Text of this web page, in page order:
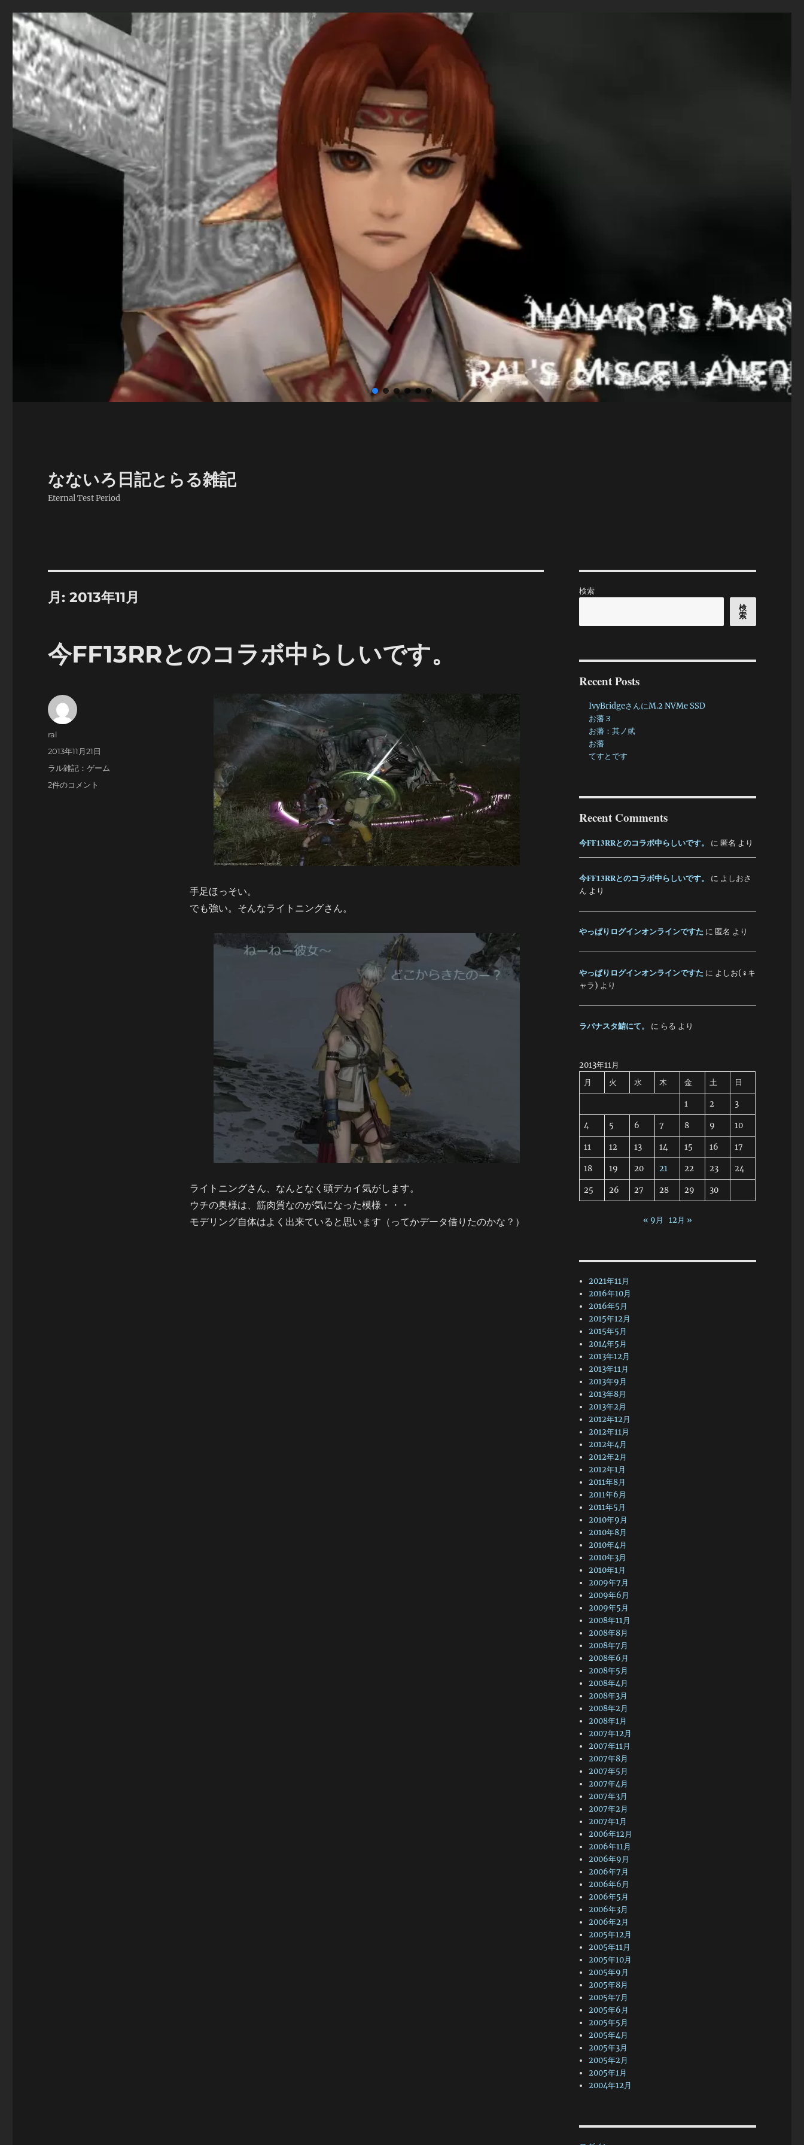
なないろ日記とらる雑記
Eternal Test Period
月:2013年11月
今FF13RRとのコラボ中らしいです。
手足ほっそい。
でも強い。そんなライトニングさん。
ライトニングさん、なんとなく頭デカイ気がします。
ウチの奥様は、筋肉質なのが気になった模様・・・
モデリング自体はよく出来ていると思います（ってかデータ借りたのかな？）
投
稿
ral
投
稿
2013年11月21日
カ
テ
ラル雑記：ゲーム
今
2件のコメント
検索
検
索
Recent Posts
IvyBridgeさんにM.2 NVMe SSD
お藩３
お藩：其ノ貮
お藩
てすとです
Recent Comments
今FF13RRとのコラボ中らしいです。 に 匿名 より
今FF13RRとのコラボ中らしいです。 に よしおさ
ん より
やっぱりログインオンラインですた に 匿名 より
やっぱりログインオンラインですた に よしお(♀キ
ャラ) より
ラバナスタ鯖にて。 に らる より
2013年11月
月
火 水 木 金 土 日
1 2 3
4 5 6 7 8 9 10
11 12 13 14 15 16 17
18 19 20 21 22 23 24
25 26 27 28 29 30
« 9月 12月 »
2021年11月
2016年10月
2016年5月
2015年12月
2015年5月
2014年5月
2013年12月
2013年11月
2013年9月
2013年8月
2013年2月
2012年12月
2012年11月
2012年4月
2012年2月
2012年1月
2011年8月
2011年6月
2011年5月
2010年9月
2010年8月
2010年4月
2010年3月
2010年1月
2009年7月
2009年6月
2009年5月
2008年11月
2008年8月
2008年7月
2008年6月
2008年5月
2008年4月
2008年3月
2008年2月
2008年1月
2007年12月
2007年11月
2007年8月
2007年5月
2007年4月
2007年3月
2007年2月
2007年1月
2006年12月
2006年11月
2006年9月
2006年7月
2006年6月
2006年5月
2006年3月
2006年2月
2005年12月
2005年11月
2005年10月
2005年9月
2005年8月
2005年7月
2005年6月
2005年5月
2005年4月
2005年3月
2005年2月
2005年1月
2004年12月